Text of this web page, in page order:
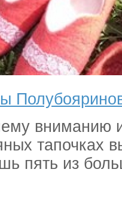
вниманию
тапочках
пять из